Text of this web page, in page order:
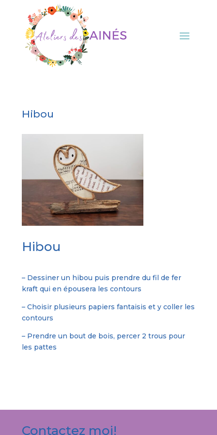
Hibou
Hibou
– Dessiner un hibou puis prendre du fil de fer
kraft qui en épousera les contours
– Choisir plusieurs papiers fantaisis et y coller les
contours
– Prendre un bout de bois, percer 2 trous pour
les pattes
Contactez moi!